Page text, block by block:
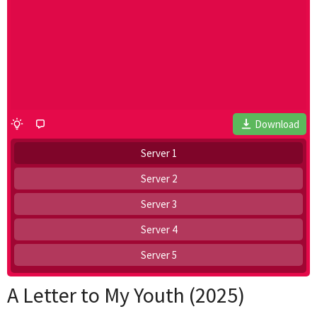
Download
Server 1
Server 2
Server 3
Server 4
Server 5
A Letter to My Youth (2025)